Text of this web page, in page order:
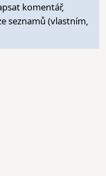
komentář,
seznamů (vlastním,